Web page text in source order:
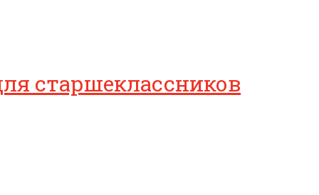
старшеклассников